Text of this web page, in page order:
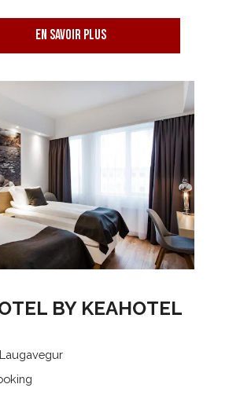
EN savoir plus
BY KEAHOTEL